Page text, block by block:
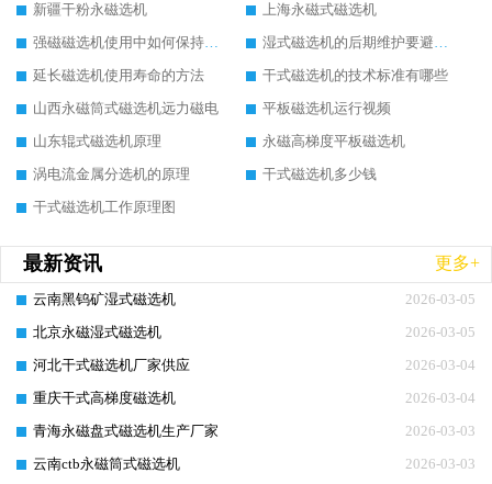
新疆干粉永磁选机
上海永磁式磁选机
强磁磁选机使用中如何保持其顺畅运行
湿式磁选机的后期维护要避开哪些坑
延长磁选机使用寿命的方法
干式磁选机的技术标准有哪些
山西永磁筒式磁选机远力磁电
平板磁选机运行视频
山东辊式磁选机原理
永磁高梯度平板磁选机
涡电流金属分选机的原理
干式磁选机多少钱
干式磁选机工作原理图
最新资讯 更多+
2026-03-05
云南黑钨矿湿式磁选机
2026-03-05
北京永磁湿式磁选机
2026-03-04
河北干式磁选机厂家供应
2026-03-04
重庆干式高梯度磁选机
2026-03-03
青海永磁盘式磁选机生产厂家
2026-03-03
云南ctb永磁筒式磁选机